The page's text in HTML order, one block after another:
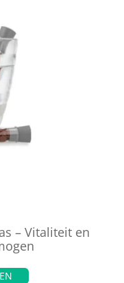
– Vitaliteit en